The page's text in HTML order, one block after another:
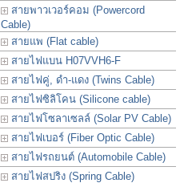
สายพาวเวอร์คอม (Powercord
Cable)
สายแพ (Flat cable)
สายไฟแบน H07VVH6-F
สายไฟคู่, ดำ-แดง (Twins Cable)
สายไฟซิลิโคน (Silicone cable)
สายไฟโซลาเซลล์ (Solar PV Cable)
สายไฟเบอร์ (Fiber Optic Cable)
สายไฟรถยนต์ (Automobile Cable)
สายไฟสปริง (Spring Cable)